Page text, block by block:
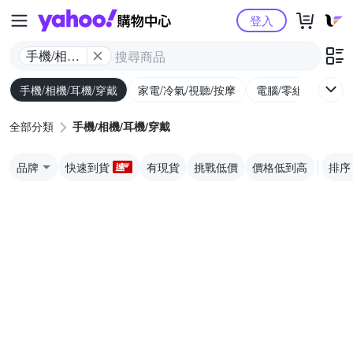
Yahoo購物中心
手機/相機/
耳機/穿戴
登入
手機/相機/耳機/穿戴 家電/冷氣/視聽/按摩 電腦/零組件/週邊/
全部分類 手機/相機/耳機/穿戴
品牌 快速到貨 有現貨 挑戰低價 價格低到高 排序